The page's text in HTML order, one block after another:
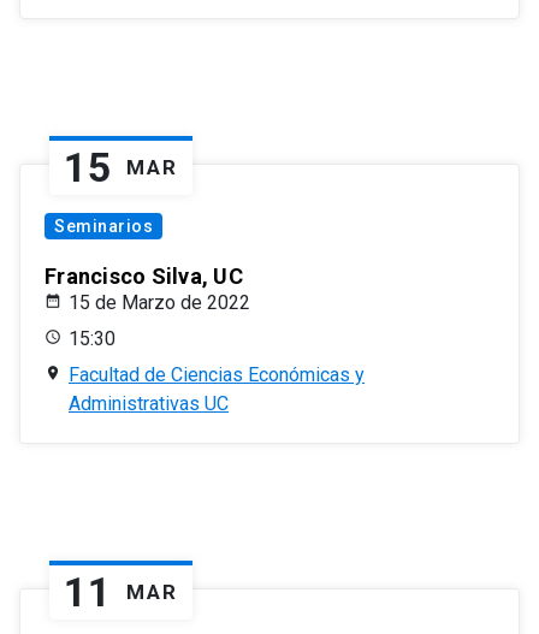
15 MAR
Seminarios
Francisco Silva, UC
15 de Marzo de 2022
15:30
Facultad de Ciencias Económicas y
Administrativas UC
11 MAR